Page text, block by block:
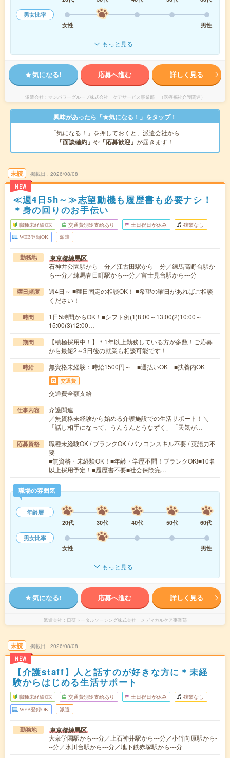
男女比率
女性
男性
もっと見る
気になる! 応募へ進む 詳しく見る
派遣会社 マンパワーグループ株式会社 ケアサービス事業部 （医療福祉介護関連）
興味があったら「★気になる！」をタップ！
「気になる！」を押しておくと、派遣会社から
「面談確約」 や 「応募歓迎」 が届きます！
未読
NEW
掲載日 2026/08/08
≪週4日5h～≫志望動機も履歴書も必要ナシ！
＊身の回りのお手伝い
職種未経験OK 交通費別途支給あり 土日祝日が休み 残業なし
WEB登録OK 派遣
勤務地 東京都練馬区
石神井公園駅から---分／江古田駅から---分／練馬高野台駅か
ら---分／練馬春日町駅から---分／富士見台駅から---分
曜日頻度
週4日～ ■曜日固定の相談OK！ ■希望の曜日があればご相談
ください！
時間
1日5時間からOK！■シフト例(1)8:00～13:00(2)10:00～
15:00(3)12:00…
期間
【積極採用中！】＊1年以上勤務している方が多数！ご応募
から最短2～3日後の就業も相談可能です！
時給 無資格未経験：時給1500円～ ■週払いOK ■扶養内OK
交通費
交通費全額支給
仕事内容
介護関連
／無資格未経験から始める介護施設での生活サポート！＼
「話し相手になって、うんうんとうなずく」「天気が…
応募資格
職種未経験OK / ブランクOK / パソコンスキル不要 / 英語力不
要
■無資格・未経験OK！■年齢・学歴不問！ブランクOK!■10名
以上採用予定！■履歴書不要■社会保険完…
職場の雰囲気
年齢層
20代
30代 40代 50代
60代
男女比率
女性
男性
もっと見る
気になる! 応募へ進む 詳しく見る
派遣会社 日研トータルソーシング株式会社 メディカルケア事業部
未読
NEW
掲載日 2026/08/08
【介護staff】人と話すのが好きな方に＊未経
験からはじめる生活サポート
職種未経験OK 交通費別途支給あり 土日祝日が休み 残業なし
WEB登録OK 派遣
勤務地 東京都練馬区
大泉学園駅から---分／上石神井駅から---分／小竹向原駅から-
--分／氷川台駅から---分／地下鉄赤塚駅から---分